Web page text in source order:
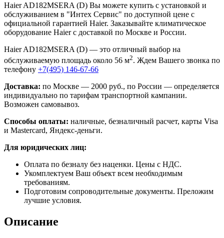
Haier AD182MSERA (D) Вы можете купить с установкой и
обслуживанием в "Интех Сервис" по доступной цене с
официальной гарантией Haier. Заказывайте климатическое
оборудование Haier с доставкой по Москве и России.
Haier AD182MSERA (D) — это отличный выбор на
обслуживаемую площадь около 56 м2. Ждем Вашего звонка по
телефону +7(495) 146-67-66
Доставка: по Москве — 2000 руб., по России — определяется
индивидуально по тарифам транспортной кампании.
Возможен самовывоз.
Способы оплаты: наличные, безналичный расчет, карты Visa
и Mastercard, Яндекс-деньги.
Для юридических лиц:
Оплата по безналу без наценки. Цены с НДС.
Укомплектуем Ваш объект всем необходимым
требованиям.
Подготовим сопроводительные документы. Преложим
лучшие условия.
Описание